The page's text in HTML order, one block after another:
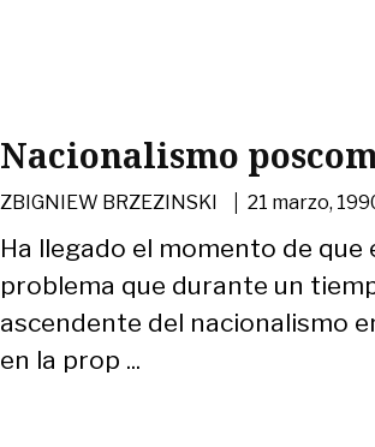
Nacionalismo
ZBIGNIEW BRZEZINSKI |21 marzo,
Ha llegado el momento de
problema que durante un
ascendente del nacionalismo
en la prop ...